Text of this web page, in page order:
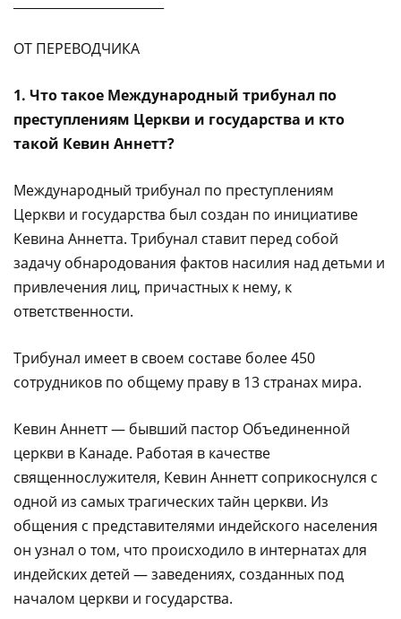
ОТ ПЕРЕВОДЧИКА
1. Что такое Международный трибунал по
преступлениям Церкви и государства и кто
такой Кевин Аннетт?
Международный трибунал по преступлениям
Церкви и государства был создан по инициативе
Кевина Аннетта. Трибунал ставит перед собой
задачу обнародования фактов насилия над детьми и
привлечения лиц, причастных к нему, к
ответственности.
Трибунал имеет в своем составе более 450
сотрудников по общему праву в 13 странах мира.
Кевин Аннетт — бывший пастор Объединенной
церкви в Канаде. Работая в качестве
священнослужителя, Кевин Аннетт соприкоснулся с
одной из самых трагических тайн церкви. Из
общения с представителями индейского населения
он узнал о том, что происходило в интернатах для
индейских детей — заведениях, созданных под
началом церкви и государства.